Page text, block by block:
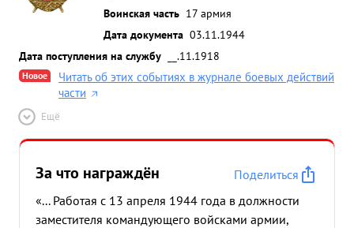
Воинская часть 17 армия
Дата документа 03.11.1944
Дата поступления на службу
__.11.1918
Новое
Читать об этих событиях в журнале боевых действий
части
Ещё
За что награждён
Поделиться
«... Работая с 13 апреля 1944 года в должности
заместителя командующего войсками армии,